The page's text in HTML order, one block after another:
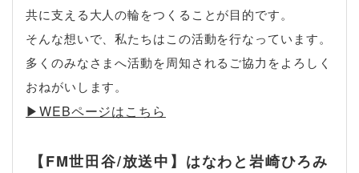
共に支える大人の輪をつくることが目的です。
そんな想いで、私たちはこの活動を行なっています。
多くのみなさまへ活動を周知されるご協力をよろしく
おねがいします。
▶︎WEBページはこちら
【FM世田谷/放送中】はなわと岩崎ひろみ